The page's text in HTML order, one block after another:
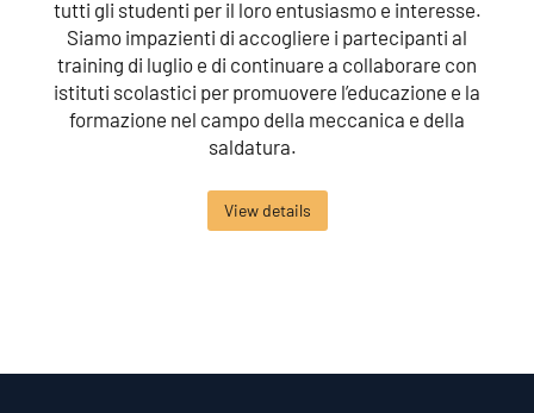
tutti gli studenti per il loro entusiasmo e interesse.
Siamo impazienti di accogliere i partecipanti al
training di luglio e di continuare a collaborare con
istituti scolastici per promuovere l’educazione e la
formazione nel campo della meccanica e della
saldatura.
View details